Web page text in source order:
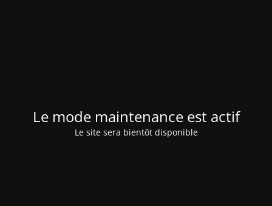
Le mode maintenance est actif
Le site sera bientôt disponible